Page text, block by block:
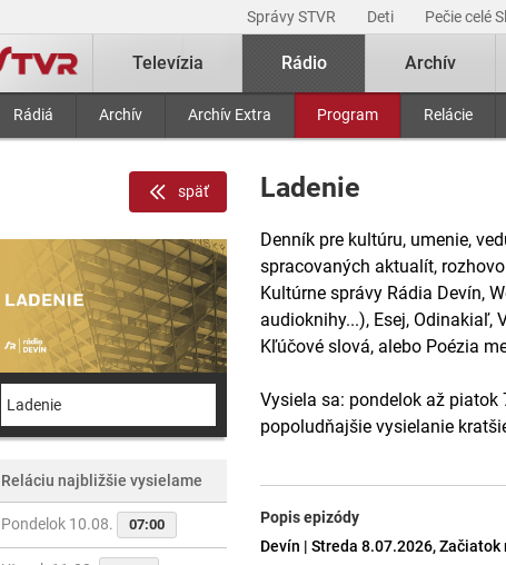
Správy STVR Deti Pečie celé
Televízia Rádio
Rádiá Archív Archív Extra Program Relácie
Archív
späť
Ladenie
Reláciu najbližšie vysielame
Pondelok 10.08. 07:00
Ladenie
Denník pre kultúru, umenie,
spracovaných aktualít,
Kultúrne správy Rádia Devín,
audioknihy...), Esej, Odinakiaľ,
Kľúčové slová, alebo Poézia
Vysiela sa: pondelok až
popoludňajšie vysielanie
Popis epizódy
Devín | Streda 8.07.2026, Začiatok